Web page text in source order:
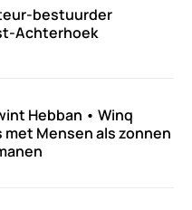
bestuurder
Achterhoek
Hebban • Winq
Mensen als zonnen